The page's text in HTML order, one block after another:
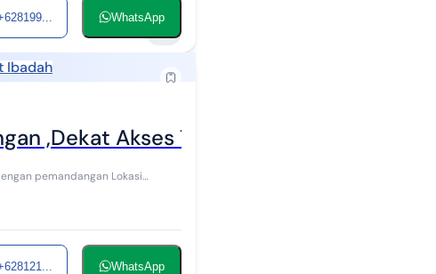
WhatsApp
Ibadah
,Dekat Akses Tol
WhatsApp